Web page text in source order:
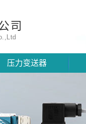
司
压力变送器